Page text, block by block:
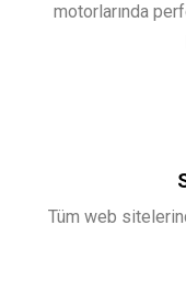
motorlarında
Tüm web